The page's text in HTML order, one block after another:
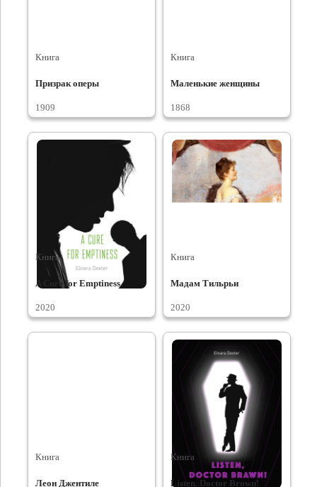
Книга
Призрак оперы
1909
Книга
Маленькие женщины
1868
Книга
A Cure for Emptiness
2020
Книга
Мадам Тильрьи
2020
Книга
Леон Джентиле
Книга
Listen, Doctor Brown!